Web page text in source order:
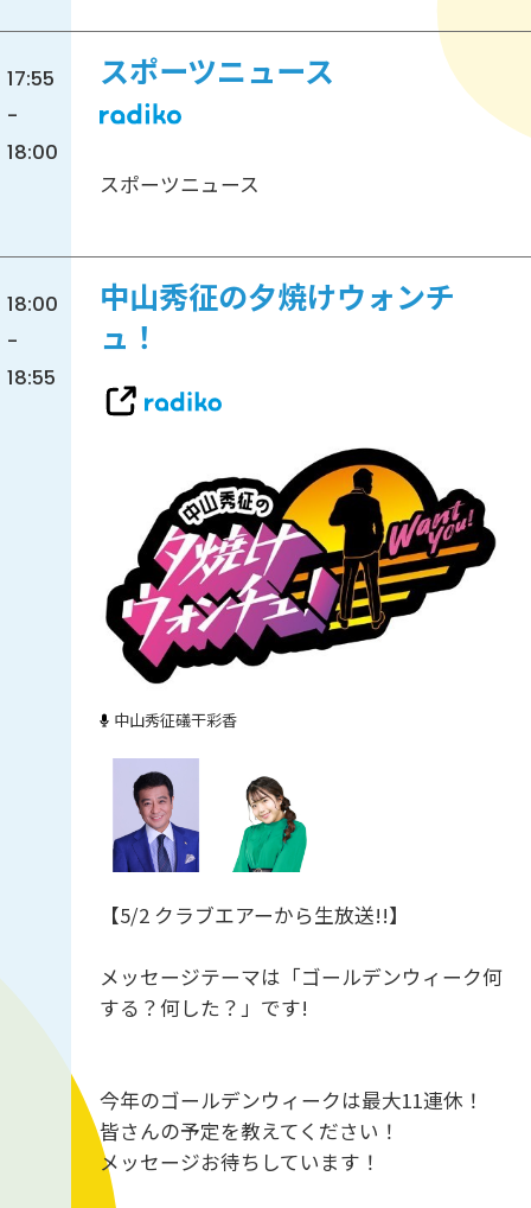
17:55
-
18:00
スポーツニュース
スポーツニュース
18:00
-
18:55
中山秀征の夕焼けウォンチ
ュ！
中山秀征礒干彩香
【5/2 クラブエアーから生放送!!】
メッセージテーマは「ゴールデンウィーク何
する？何した？」です!
今年のゴールデンウィークは最大11連休！
皆さんの予定を教えてください！
メッセージお待ちしています！